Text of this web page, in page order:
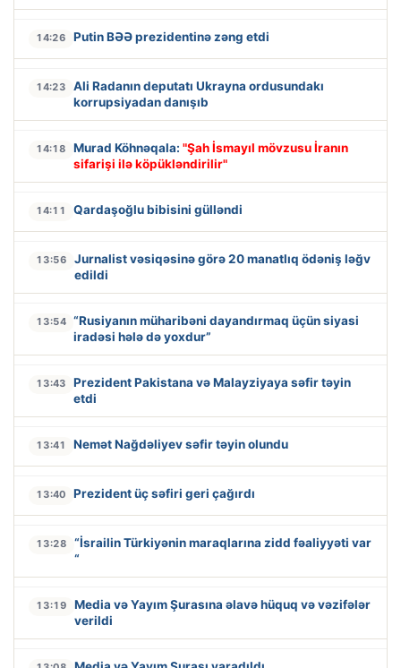
14:26 Putin BƏƏ prezidentinə zəng etdi
14:23
Ali Radanın deputatı Ukrayna ordusundakı
korrupsiyadan danışıb
14:18 Murad Köhnəqala: "Şah İsmayıl mövzusu İranın
sifarişi ilə köpükləndirilir"
14:11 Qardaşoğlu bibisini gülləndi
13:56
Jurnalist vəsiqəsinə görə 20 manatlıq ödəniş ləğv
edildi
13:54 “Rusiyanın müharibəni dayandırmaq üçün siyasi
iradəsi hələ də yoxdur”
13:43
Prezident Pakistana və Malayziyaya səfir təyin
etdi
13:41 Nemət Nağdəliyev səfir təyin olundu
13:40 Prezident üç səfiri geri çağırdı
13:28
“İsrailin Türkiyənin maraqlarına zidd fəaliyyəti var
“
13:19
Media və Yayım Şurasına əlavə hüquq və vəzifələr
verildi